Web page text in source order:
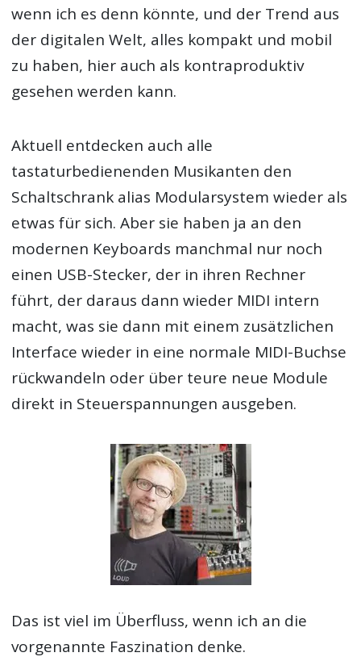
wenn ich es denn könnte, und der Trend aus
der digitalen Welt, alles kompakt und mobil
zu haben, hier auch als kontraproduktiv
gesehen werden kann.
Aktuell entdecken auch alle
tastaturbedienenden Musikanten den
Schaltschrank alias Modularsystem wieder als
etwas für sich. Aber sie haben ja an den
modernen Keyboards manchmal nur noch
einen USB-Stecker, der in ihren Rechner
führt, der daraus dann wieder MIDI intern
macht, was sie dann mit einem zusätzlichen
Interface wieder in eine normale MIDI-Buchse
rückwandeln oder über teure neue Module
direkt in Steuerspannungen ausgeben.
Das ist viel im Überfluss, wenn ich an die
vorgenannte Faszination denke.